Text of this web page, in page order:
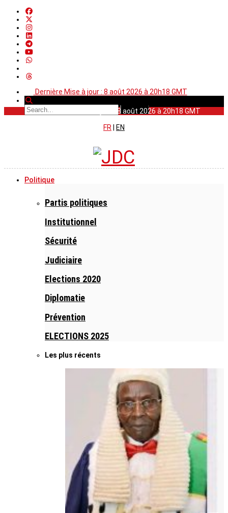
Dernière Mise à jour : 8 août 2026 à 20h18 GMT
Dernière Mise à jour : 8 août 2026 à 20h18 GMT
FR
EN
Politique
Partis politiques
Institutionnel
Sécurité
Judiciaire
Elections 2020
Diplomatie
Prévention
ELECTIONS 2025
Les plus récents